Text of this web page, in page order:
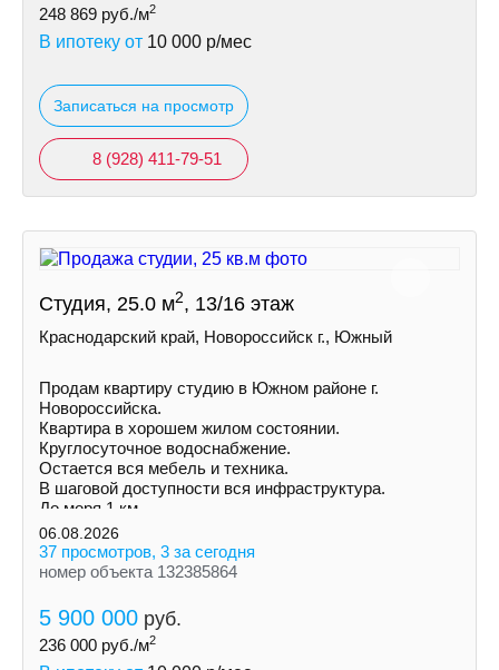
248 869 руб./м2
В ипотеку от 10 000 р/мес
Записаться на просмотр
8 (928) 411-79-51
Студия, 25.0 м2, 13/16 этаж
Краснодарский край, Новороссийск г., Южный
Продам квартиру студию в Южном районе г.
Новороссийска.
Квартира в хорошем жилом состоянии.
Круглосуточное водоснабжение.
Остается вся мебель и техника.
В шаговой доступности вся инфраструктура.
До моря 1 км.
06.08.2026
37 просмотров, 3 за сегодня
номер объекта 132385864
5 900 000 руб.
236 000 руб./м2